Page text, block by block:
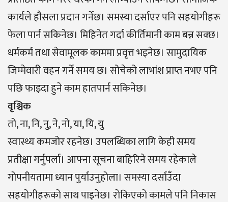
कार्यले हौसला प्रदान गर्नेछ। समस्या दर्साएर पनि सहयोगीहरू
फेला पार्न सकिनेछ। मिहिनेत गर्दा कीर्तिमानी काम बन्न सक्छ।
धर्मकर्म तथा सेवामूलक काममा प्रवृत्त भइनेछ। सामुदायिक
जिम्मेवारी वहन गर्ने समय छ। सोचेको लाभांश प्राप्त नभए पनि
पछि फाइदा हुने काम हातपार्न सकिनेछ।
वृश्चिक
तो, ना, नि, नु, ने, नो, या, यि, यु
स्वास्थ्य कमजोर रहनेछ। उपलब्धिका लागि केही समय
प्रतीक्षा गर्नुपर्ला। आफ्ना सूचना बाहिरिने समय रहेकाले
गोपनीयतामा ध्यान पुर्याउनुहोला। समस्या दर्साउँदा
सहयोगीहरूको साथ पाइनेछ। रोकिएको कामले पनि निकास